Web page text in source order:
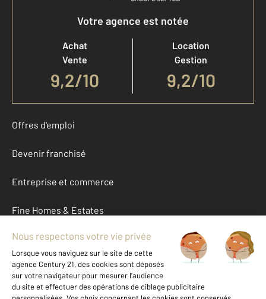
Votre agence est notée
Achat
Vente
9,2/10
Location
Gestion
9,2/10
Offres d'emploi
Devenir franchisé
Entreprise et commerce
Fine Homes & Estates
À propos
International
Nous contacter